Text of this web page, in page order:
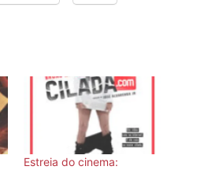
Estreia do cinema: